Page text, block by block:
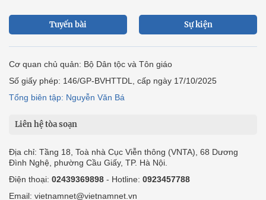
Tuyến bài Sự kiện
Cơ quan chủ quản: Bộ Dân tộc và Tôn giáo
Số giấy phép: 146/GP-BVHTTDL, cấp ngày 17/10/2025
Tổng biên tập: Nguyễn Văn Bá
Liên hệ tòa soạn
Địa chỉ: Tầng 18, Toà nhà Cục Viễn thông (VNTA), 68 Dương
Đình Nghệ, phường Cầu Giấy, TP. Hà Nội.
Điện thoại: 02439369898 - Hotline: 0923457788
Email: vietnamnet@vietnamnet.vn